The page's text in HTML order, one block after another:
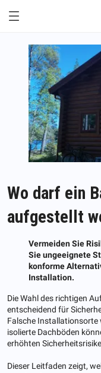
Wo darf ein
aufgestellt
Vermeiden Sie
Sie ungeeignete
konforme
Installation.
Die Wahl des richtigen
entscheidend für
Falsche Installationsorte
isolierte Dachböden
erhöhten
Dieser Leitfaden zeigt,